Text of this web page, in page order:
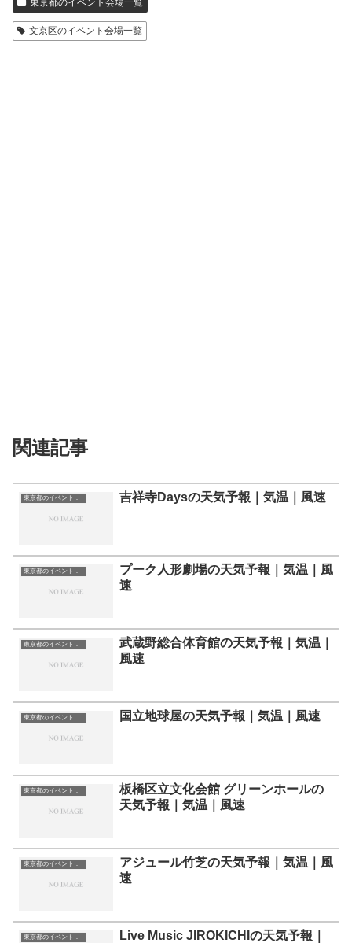
文京区のイベント会場一覧
関連記事
東京都のイベント会場一覧 吉祥寺Daysの天気予報｜気温｜風速
東京都のイベント会場一覧
プーク人形劇場の天気予報｜気温｜風
速
東京都のイベント会場一覧
武蔵野総合体育館の天気予報｜気温｜
風速
東京都のイベント会場一覧 国立地球屋の天気予報｜気温｜風速
東京都のイベント会場一覧
板橋区立文化会館 グリーンホールの
天気予報｜気温｜風速
東京都のイベント会場一覧
アジュール竹芝の天気予報｜気温｜風
速
東京都のイベント会場一覧
Live Music JIROKICHIの天気予報｜